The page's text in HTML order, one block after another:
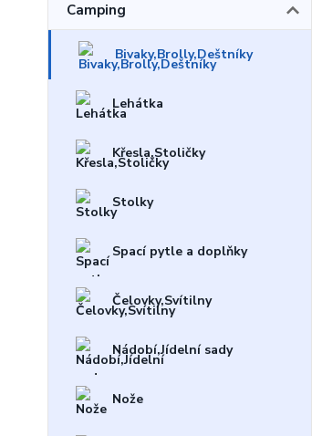
Camping
Bivaky,Brolly,Deštníky
Lehátka
Křesla,Stoličky
Stolky
Spací pytle a doplňky
Čelovky,Svítilny
Nádobí,Jídelní sady
Nože